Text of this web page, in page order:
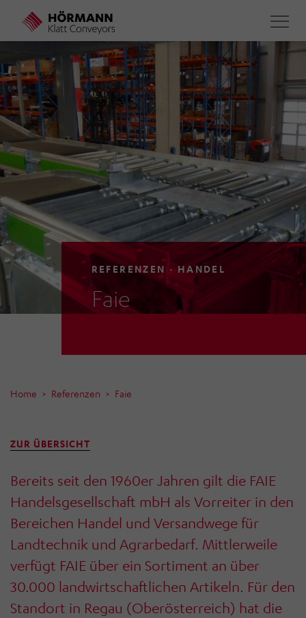
Direkt
REFERENZEN · HANDEL
Faie
Home Referenzen Faie
ZUR ÜBERSICHT
Bereits seit den 1960er Jahren gilt die FAIE
Handelsgesellschaft mbH als Vorreiter in den
Bereichen Handel und Versandwege für
Landtechnik und Agrarbedarf. Mittlerweile
verfügt FAIE über ein Sortiment an über
30.000 landwirtschaftlichen Artikeln. Für den
Standort in Regau (Oberösterreich) hat die